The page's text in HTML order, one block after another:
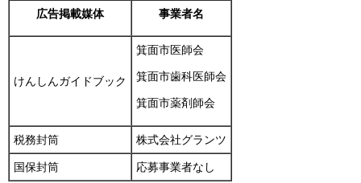
広告掲載媒体 事業者名
けんしんガイドブック
箕面市医師会
箕面市歯科医師会
箕面市薬剤師会
税務封筒 株式会社グランツ
国保封筒 応募事業者なし